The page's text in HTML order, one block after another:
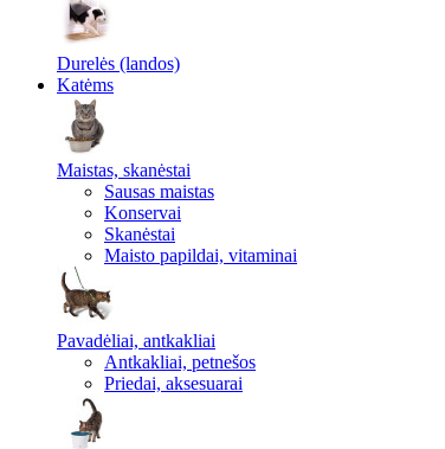
Durelės (landos)
Katėms
Maistas, skanėstai
Sausas maistas
Konservai
Skanėstai
Maisto papildai, vitaminai
Pavadėliai, antkakliai
Antkakliai, petnešos
Priedai, aksesuarai